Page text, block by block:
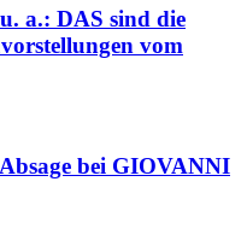
a.: DAS sind die
vom
bei GIOVANNI